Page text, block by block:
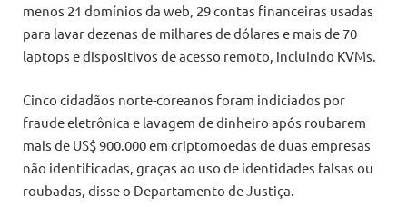
menos 21 domínios da web, 29 contas financeiras usadas
para lavar dezenas de milhares de dólares e mais de 70
laptops e dispositivos de acesso remoto, incluindo KVMs.
Cinco cidadãos norte-coreanos foram indiciados por
fraude eletrônica e lavagem de dinheiro após roubarem
mais de US$ 900.000 em criptomoedas de duas empresas
não identificadas, graças ao uso de identidades falsas ou
roubadas, disse o Departamento de Justiça.